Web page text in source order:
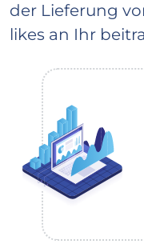
der Lieferung
likes an Ihr